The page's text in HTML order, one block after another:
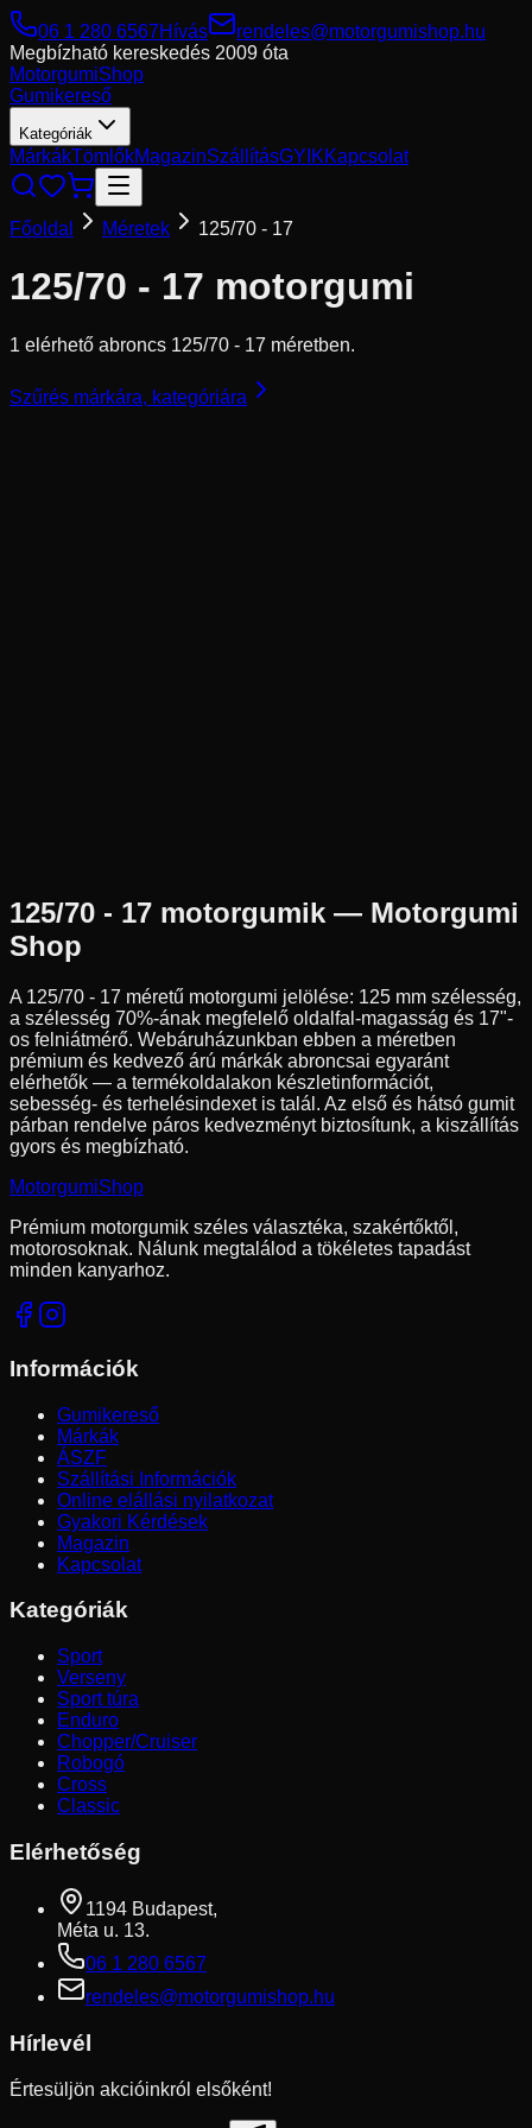
06 1 280 6567Hívás
rendeles@motorgumishop.hu
Megbízható kereskedés 2009 óta
MotorgumiShop
Gumikereső
Kategóriák
MárkákTömlőkMagazinSzállításGYIKKapcsolat
Főoldal Méretek 125/70 - 17
125/70 - 17 motorgumi
1 elérhető abroncs 125/70 - 17 méretben.
Szűrés márkára, kategóriára
125/70 - 17 motorgumik — Motorgumi
Shop
A 125/70 - 17 méretű motorgumi jelölése: 125 mm szélesség,
a szélesség 70%-ának megfelelő oldalfal-magasság és 17"-
os felniátmérő. Webáruházunkban ebben a méretben
prémium és kedvező árú márkák abroncsai egyaránt
elérhetők — a termékoldalakon készletinformációt,
sebesség- és terhelésindexet is talál. Az első és hátsó gumit
párban rendelve páros kedvezményt biztosítunk, a kiszállítás
gyors és megbízható.
MotorgumiShop
Prémium motorgumik széles választéka, szakértőktől,
motorosoknak. Nálunk megtalálod a tökéletes tapadást
minden kanyarhoz.
Információk
Gumikereső
Márkák
ÁSZF
Szállítási Információk
Online elállási nyilatkozat
Gyakori Kérdések
Magazin
Kapcsolat
Kategóriák
Sport
Verseny
Sport túra
Enduro
Chopper/Cruiser
Robogó
Cross
Classic
Elérhetőség
1194 Budapest,
Méta u. 13.
06 1 280 6567
rendeles@motorgumishop.hu
Hírlevél
Értesüljön akcióinkról elsőként!